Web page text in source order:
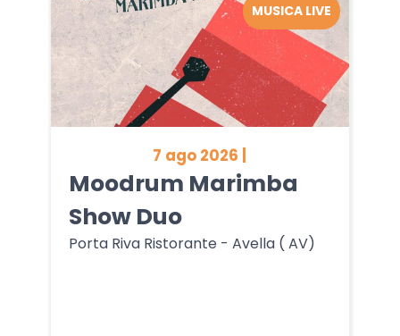
7 ago 2026 |
Moodrum Marimba
Show Duo
Porta Riva Ristorante - Avella ( AV)
MUSICA LIVE